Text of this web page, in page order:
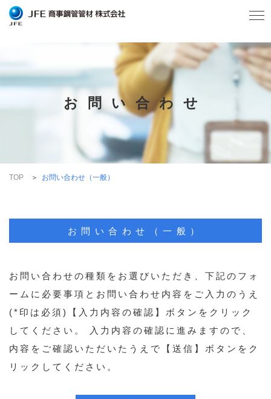
お問い合わせ
TOP お問い合わせ（一般）
お問い合わせ（一般）
お問い合わせの種類をお選びいただき、下記のフォ
ームに必要事項とお問い合わせ内容をご入力のうえ
(*印は必須)【入力内容の確認】ボタンをクリック
してください。 入力内容の確認に進みますので、
内容をご確認いただいたうえで【送信】ボタンをク
リックしてください。